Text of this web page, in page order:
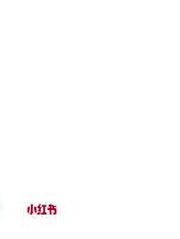
飞猪 小红书